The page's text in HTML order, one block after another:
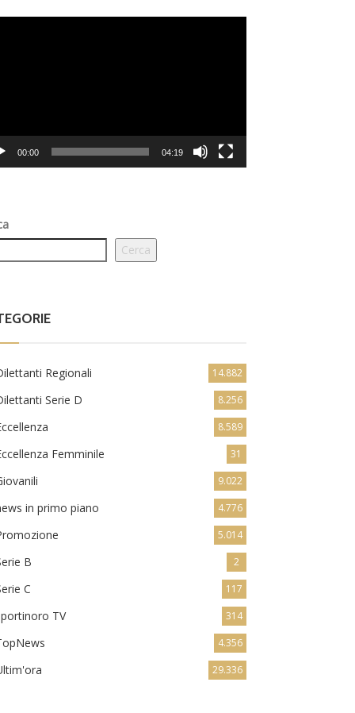
00:00 04:19
Cerca
Regionali 14.882
Serie D 8.256
8.589
Femminile 31
9.022
in primo piano 4.776
5.014
B 2
C 117
TV 314
4.356
29.336